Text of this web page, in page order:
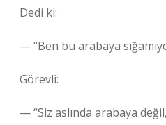
Dedi ki:
— “Ben bu arabaya
Görevli:
— “Siz aslında arabaya